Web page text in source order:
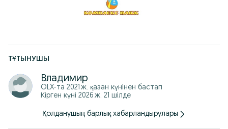
ТҰТЫНУШЫ
Владимир
OLX-та 2021 ж. қазан күнінен бастап
Кірген күні 2026 ж. 21 шілде
Қолданушың барлық хабарландырулары